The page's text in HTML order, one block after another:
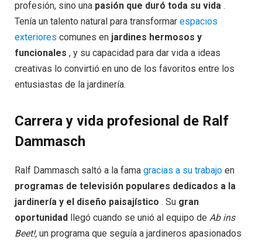
profesión, sino una pasión que duró toda su vida .
Tenía un talento natural para transformar espacios
exteriores comunes en jardines hermosos y
funcionales , y su capacidad para dar vida a ideas
creativas lo convirtió en uno de los favoritos entre los
entusiastas de la jardinería.
Carrera y vida profesional de Ralf
Dammasch
Ralf Dammasch saltó a la fama gracias a su trabajo en
programas de televisión populares dedicados a la
jardinería y el diseño paisajístico . Su gran
oportunidad
llegó cuando se unió al equipo de Ab ins
Beet!, un programa que seguía a jardineros apasionados